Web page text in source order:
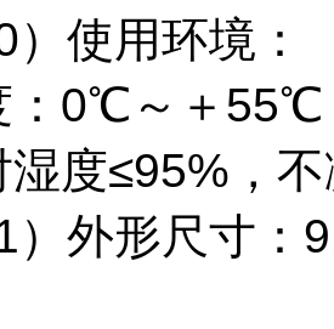
使用环境：
0℃～＋55℃
≤95%，不
形尺寸：